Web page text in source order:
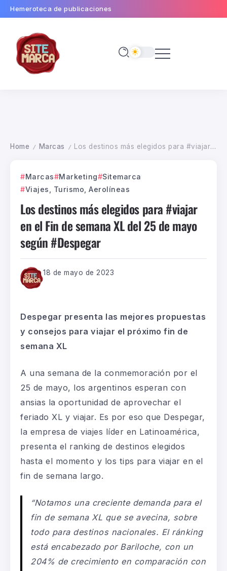
Hemeroteca de publicaciones
Home / Marcas / Los destinos más elegidos para #viajar en el Fin de semana XL del 25 de mayo según #Despegar
Marcas Marketing
Sitemarca
Viajes, Turismo, Aerolíneas
Los destinos más elegidos para #viajar
en el Fin de semana XL del 25 de mayo
según #Despegar
18 de mayo de 2023
Despegar presenta las mejores propuestas
y consejos para viajar el próximo fin de
semana XL
A una semana de la conmemoración por el
25 de mayo, los argentinos esperan con
ansias la oportunidad de aprovechar el
feriado XL y viajar. Es por eso que Despegar,
la empresa de viajes líder en Latinoamérica,
presenta el ranking de destinos elegidos
hasta el momento y los tips para viajar en el
fin de semana largo.
“Notamos una creciente demanda para el
fin de semana XL que se avecina, sobre
todo para destinos nacionales. El ránking
está encabezado por Bariloche, con un
204% de crecimiento en comparación con